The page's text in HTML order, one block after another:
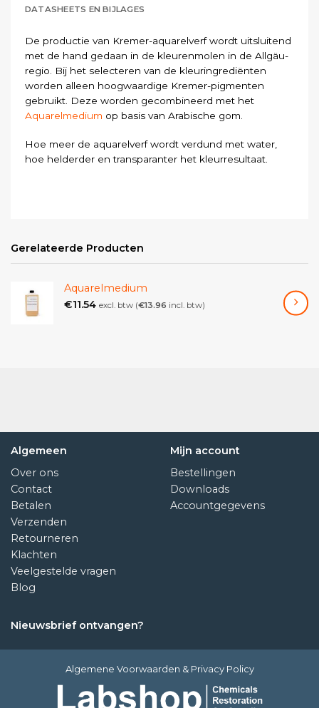
DATASHEETS EN BIJLAGES
De productie van Kremer-aquarelverf wordt uitsluitend
met de hand gedaan in de kleurenmolen in de Allgäu-
regio. Bij het selecteren van de kleuringrediënten
worden alleen hoogwaardige Kremer-pigmenten
gebruikt. Deze worden gecombineerd met het
Aquarelmedium op basis van Arabische gom.
Hoe meer de aquarelverf wordt verdund met water,
hoe helderder en transparanter het kleurresultaat.
Gerelateerde Producten
Aquarelmedium
€11.54 excl. btw (€13.96 incl. btw)
Algemeen
Over ons
Contact
Betalen
Verzenden
Retourneren
Klachten
Veelgestelde vragen
Blog
Mijn account
Bestellingen
Downloads
Accountgegevens
Nieuwsbrief ontvangen?
Algemene Voorwaarden & Privacy Policy